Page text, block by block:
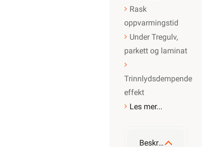
Rask
oppvarmingstid
Under Tregulv,
parkett og laminat
Trinnlydsdempende
effekt
Les mer...
Beskrivelse